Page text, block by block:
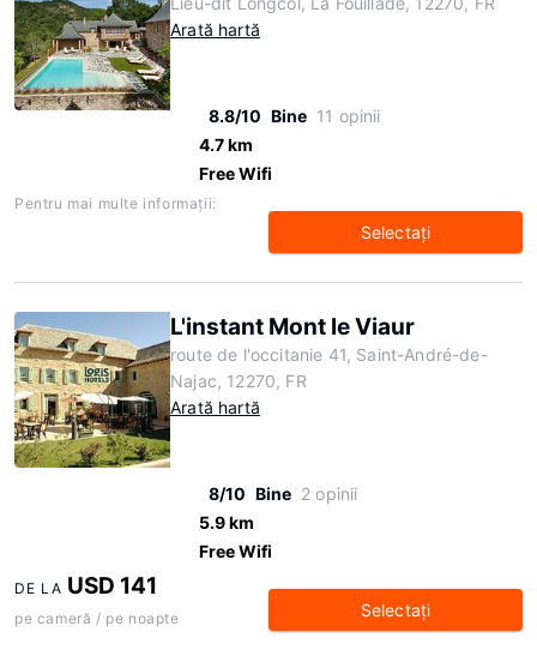
Arată hartă
8.8/10 Bine 11 opinii
4.7 km
Free Wifi
Pentru mai multe informaţii:
Selectaţi
L'instant Mont le Viaur
route de l'occitanie 41, Saint-André-de-
Najac, 12270, FR
Arată hartă
8/10 Bine 2 opinii
5.9 km
Free Wifi
DE LA USD 141
pe cameră / pe noapte Selectaţi